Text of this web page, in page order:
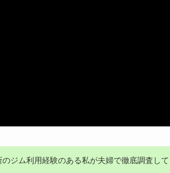
ジム利用経験のある私が夫婦で徹底調査して